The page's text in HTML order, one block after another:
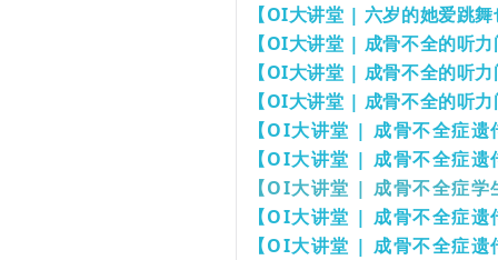
【OI大讲堂 | 六岁的她爱跳
【OI大讲堂 | 成骨不全的听
【OI大讲堂 | 成骨不全的听
【OI大讲堂 | 成骨不全的听
【OI大讲堂 | 成骨不全症
【OI大讲堂 | 成骨不全症
【OI大讲堂 | 成骨不全症
【OI大讲堂 | 成骨不全症
【OI大讲堂 | 成骨不全症